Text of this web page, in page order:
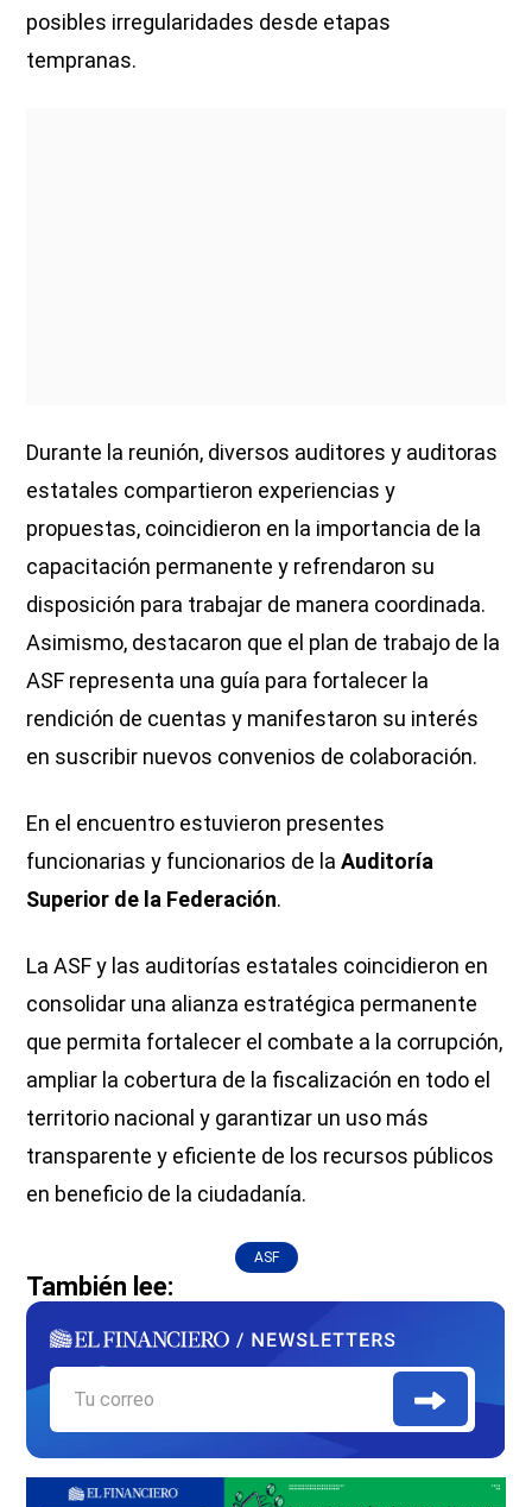
posibles irregularidades desde etapas
tempranas.
Durante la reunión, diversos auditores y auditoras
estatales compartieron experiencias y
propuestas, coincidieron en la importancia de la
capacitación permanente y refrendaron su
disposición para trabajar de manera coordinada.
Asimismo, destacaron que el plan de trabajo de la
ASF representa una guía para fortalecer la
rendición de cuentas y manifestaron su interés
en suscribir nuevos convenios de colaboración.
En el encuentro estuvieron presentes
funcionarias y funcionarios de la Auditoría
Superior de la Federación.
La ASF y las auditorías estatales coincidieron en
consolidar una alianza estratégica permanente
que permita fortalecer el combate a la corrupción,
ampliar la cobertura de la fiscalización en todo el
territorio nacional y garantizar un uso más
transparente y eficiente de los recursos públicos
en beneficio de la ciudadanía.
ASF
También lee: